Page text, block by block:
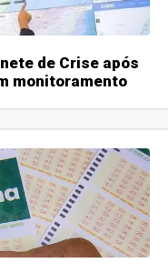
de Crise após
monitoramento